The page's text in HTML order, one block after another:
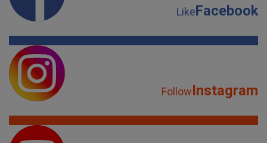
LikeFacebook
FollowInstagram